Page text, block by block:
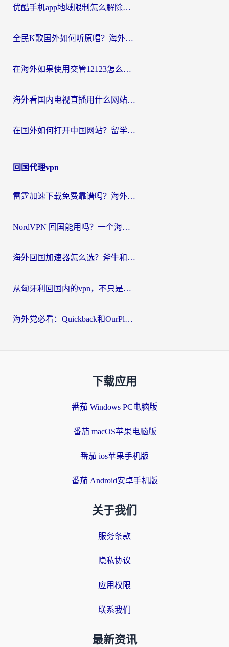
优酷手机app地域限制怎么解除？海外党亲测有效的追剧方案
全民K歌国外如何听原唱？海外党亲测有效的回国加速器选择指南
在海外如果使用交管12123怎么处理？留学生亲测有效的回国加速方案
海外看国内电视直播用什么网站比较好？一篇解决你所有追剧难题的实用指南
在国外如何打开中国网站？留学生与海外华人的无缝访问指南
回国代理vpn
雷霆加速下载免费靠谱吗？海外党选回国加速器的避坑指南（附热门工具对比）
NordVPN 回国能用吗？一个海外用户必须面对的真实困境
海外回国加速器怎么选？斧牛和海龟哪个好？一篇帮你避开坑的实用指南
从匈牙利回国内的vpn，不只是为了刷剧那么简单
海外党必看：Quickback和OurPlay好用吗？3分钟选对回国加速器，无缝刷剧玩游戏
下载应用
番茄 Windows PC电脑版
番茄 macOS苹果电脑版
番茄 ios苹果手机版
番茄 Android安卓手机版
关于我们
服务条款
隐私协议
应用权限
联系我们
最新资讯